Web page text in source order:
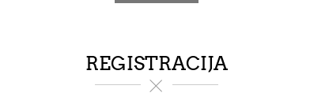
REGISTRACIJA